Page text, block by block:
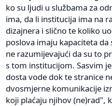
ko su ljudi u službama za
ima, da li institucija ima na
dizajnera i slično te koliko
poslova imaju kapaciteta da
ne razumijevajući da su to
s tom institucijom. Sasvim
dosta vode dok te stranice
dvosmjerne komunikacije
koji plaćaju njihov (ne)rad",